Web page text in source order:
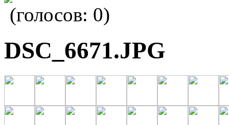
(голосов: 0)
DSC_6671.JPG